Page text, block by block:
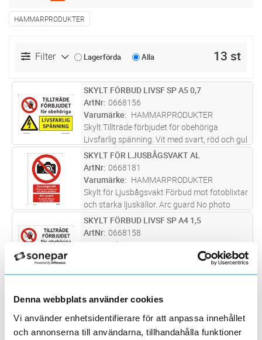
Denna webbplats använder cookies
Vi använder enhetsidentifierare för att anpassa innehållet
och annonserna till användarna, tillhandahålla funktioner
HAMMARPRODUKTER
Filter Lagerförda Alla 13 st
ST Lägg i kundvagn
SKYLT FÖRBUD LIVSF SP A5 0,7
ArtNr 0668156
Varumärke
HAMMARPRODUKTER
Skylt Tillträde förbjudet för obehöriga
Livsfarlig spänning. Vit med svart, röd och gul
text. 0,7mm alum.med hål för montage.
Lämplig på plana ytor exempelvis dörr.
Screentryckt samt skyddslackad med
mer
ST Lägg i kundvagn
SKYLT FÖR LJUSBÅGSVAKT AL
ArtNr 0668181
Varumärke
HAMMARPRODUKTER
Skylt för Ljusbågsvakt Förbud mot fotoblixtar
och starka ljuskällor. Arc guard No photo
flashes or intense light. Vit med svart och röd
text. 0,7mm alum, med hål för
montage.Placeras där ljusbågsvakt
ST Lägg i kundvagn
SKYLT FÖRBUD LIVSF SP A4 1,5
ArtNr 0668158
Varumärke
Skylt Tillträde förbjudet för obehöriga
montage. Lämplig på plana och ojämna ytor
ArtNr 0668081
Skylt "FÖRBJUDET ATT GÅ UPP I STOLPEN
UTAN SÄKERHETSÅTGÄRDER. Uppsatt av